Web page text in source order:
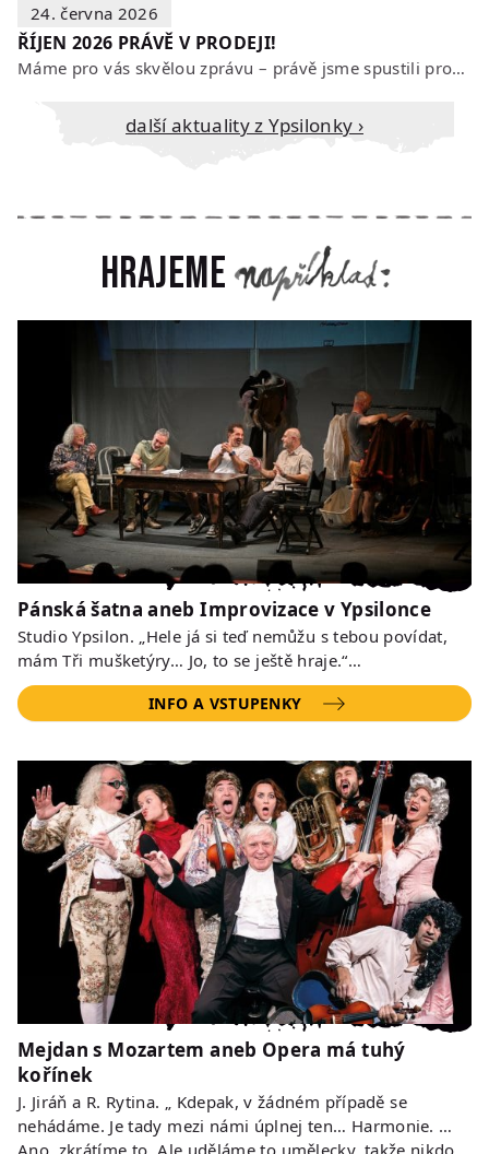
24. června 2026
ŘÍJEN 2026 PRÁVĚ V PRODEJI!
Máme pro vás skvělou zprávu – právě jsme spustili prodej vstupenek na říjen…
Další aktuality z Ypsilonky ›
Hrajeme
Pánská šatna aneb Improvizace v Ypsilonce
Studio Ypsilon. „Hele já si teď nemůžu s tebou povídat,
mám Tři mušketýry… Jo, to se ještě hraje.“…
INFO A VSTUPENKY
Mejdan s Mozartem aneb Opera má tuhý
kořínek
J. Jiráň a R. Rytina. „ Kdepak, v žádném případě se
nehádáme. Je tady mezi námi úplnej ten… Harmonie. …